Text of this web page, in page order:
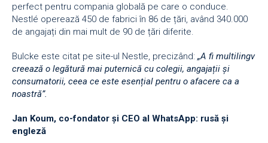
perfect pentru compania globală pe care o conduce.
Nestlé operează 450 de fabrici în 86 de țări, având 340.000
de angajați din mai mult de 90 de țări diferite.
Bulcke este citat pe site-ul Nestle, precizând: „A fi multilingv
creează o legătură mai puternică cu colegii, angajații și
consumatorii, ceea ce este esențial pentru o afacere ca a
noastră”.
Jan Koum, co-fondator și CEO al WhatsApp: rusă și
engleză